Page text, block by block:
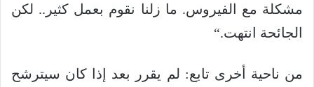
مشكلة مع الفيروس. ما زلنا نقوم بعمل كثير.. لكن
الجائحة انتهت“.
من ناحية أخرى تابع: لم يقرر بعد إذا كان سيترشح